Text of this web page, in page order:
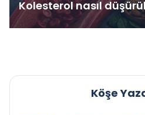
Kolesterol nasıl
Köşe